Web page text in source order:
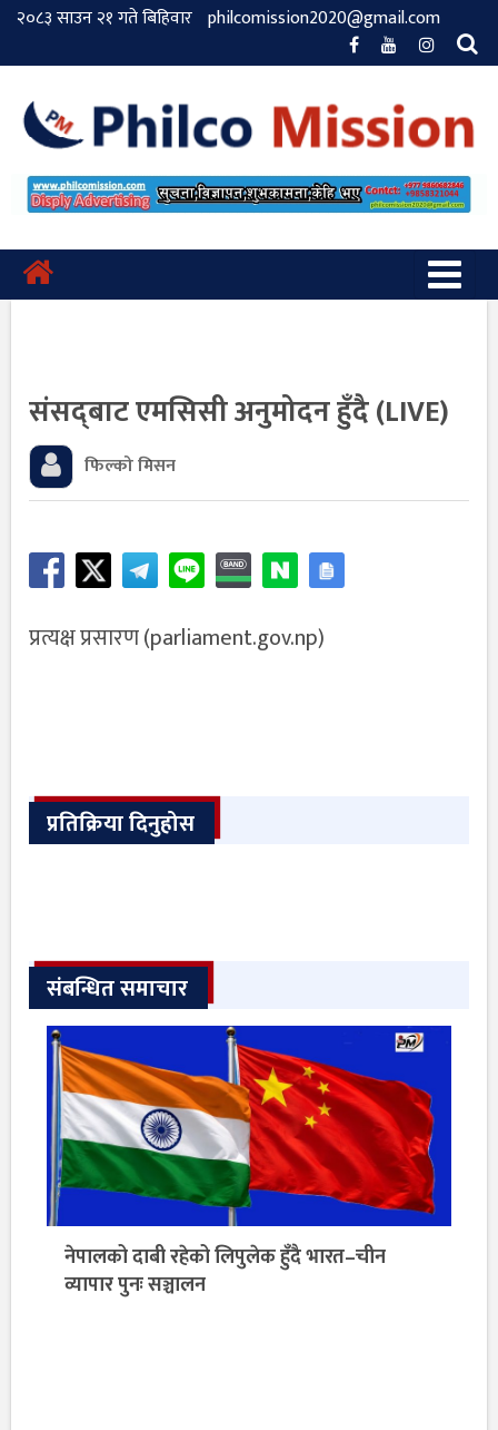
२०८३ साउन २१ गते बिहिवार philcomission2020@gmail.com
संसद्‍बाट एमसिसी अनुमोदन हुँदै (LIVE)
फिल्को मिसन
प्रत्यक्ष प्रसारण (parliament.gov.np)
प्रतिक्रिया दिनुहोस
संबन्धित समाचार
नेपालको दाबी रहेको लिपुलेक हुँदै भारत–चीन
व्यापार पुनः सञ्चालन